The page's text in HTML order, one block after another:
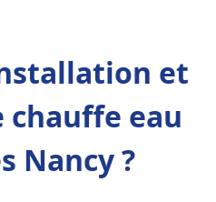
et
chauffe eau
Nancy ?